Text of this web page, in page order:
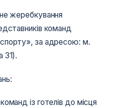
жеребкування
команд
за адресою: м.
31).
із готелів до місця